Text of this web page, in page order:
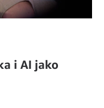
i AI jako